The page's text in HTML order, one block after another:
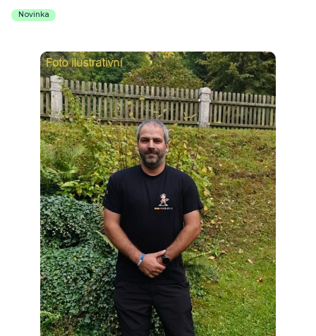
Novinka